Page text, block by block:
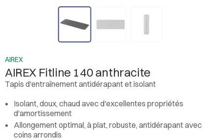
AIREX
AIREX Fitline 140 anthracite
Tapis d'entraînement antidérapant et isolant
Isolant, doux, chaud avec d'excellentes propriétés
d'amortissement
Allongement optimal, à plat, robuste, antidérapant avec
coins arrondis